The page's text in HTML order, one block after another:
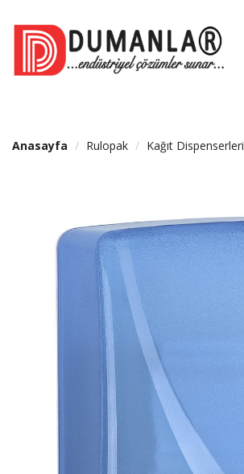
Anasayfa Rulopak Kağıt Dispenserleri